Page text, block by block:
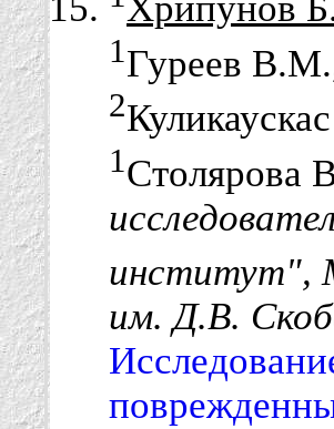
1Гуреев
2
1Столярова
институт",
им. Д.В.